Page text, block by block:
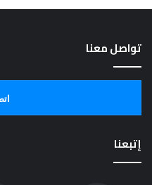
تواصل معنا
إتبعنا